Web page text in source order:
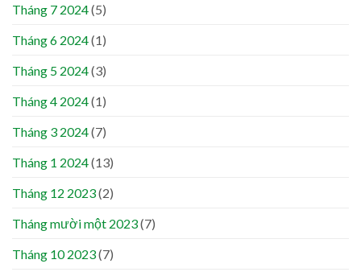
Tháng 7 2024(5)
Tháng 6 2024(1)
Tháng 5 2024(3)
Tháng 4 2024(1)
Tháng 3 2024(7)
Tháng 1 2024(13)
Tháng 12 2023(2)
Tháng mười một 2023(7)
Tháng 10 2023(7)